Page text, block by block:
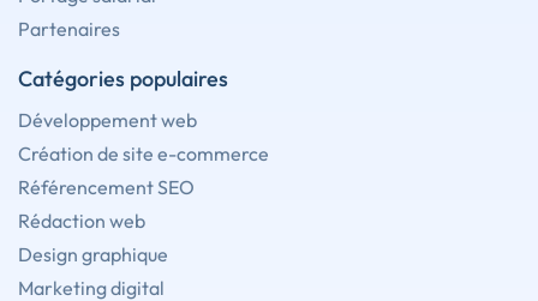
Partenaires
Catégories populaires
Développement web
Création de site e-commerce
Référencement SEO
Rédaction web
Design graphique
Marketing digital